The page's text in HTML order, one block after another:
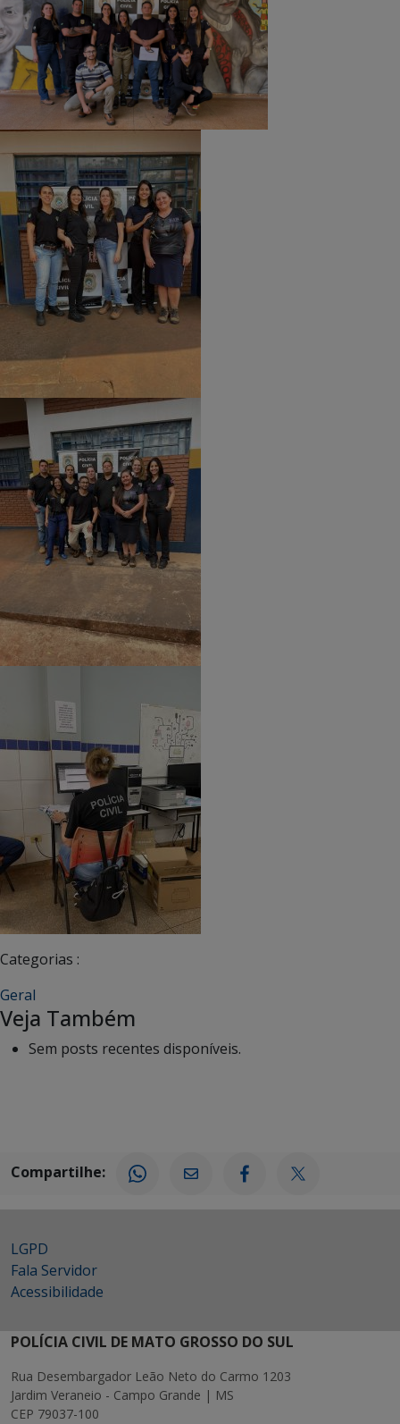
Categorias :
Geral
Veja Também
Sem posts recentes disponíveis.
Compartilhe:
LGPD
Fala Servidor
Acessibilidade
POLÍCIA CIVIL DE MATO GROSSO DO SUL
Rua Desembargador Leão Neto do Carmo 1203
Jardim Veraneio - Campo Grande | MS
CEP 79037-100